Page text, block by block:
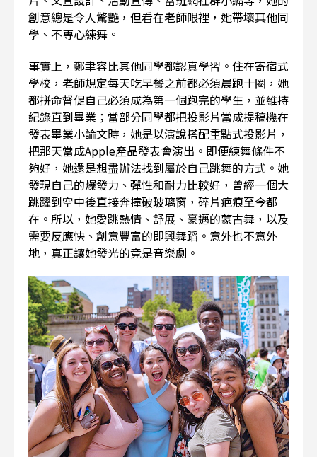
創意總是令人驚艷，但看在老師眼裡，她帶壞其他同
學、不專心練舞。
事實上，鄭聿容比其他同學都認真學習。住在寄宿式
學校，老師規定每天吃早餐之前都必須晨跑十圈，她
都拼命督促自己必須成為第一個跑完的學生，並維持
紀錄直到畢業；當部分同學都把投影片當成提稿機在
發表畢業小論文時，她是以演說搭配重點式投影片，
把那天當成Apple產品發表會演出。即便練舞條件不
夠好，她還是想盡辦法找到屬於自己跳舞的方式。她
發現自己的爆發力、彈性和耐力比較好，曾經一個大
跳躍到空中後直接奔撞破玻璃窗，碎片疤痕至今都
在。所以，她愛跳熱情、舒展、豪邁的蒙古舞，以及
需要反應快、創意豐富的即興舞蹈。意外也不意外
地，真正讓她發光的竟是音樂劇。